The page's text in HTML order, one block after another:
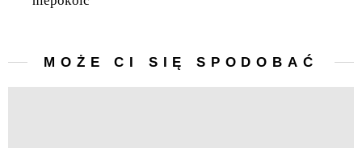
MOŻE CI SIĘ SPODOBAĆ